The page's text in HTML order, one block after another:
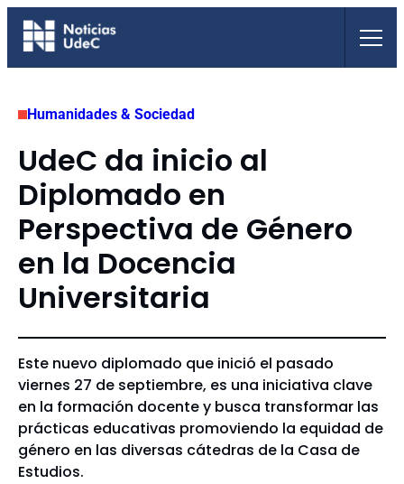
Saltar
Humanidades & Sociedad
UdeC da inicio al
Diplomado en
Perspectiva de Género
en la Docencia
Universitaria
Este nuevo diplomado que inició el pasado
viernes 27 de septiembre, es una iniciativa clave
en la formación docente y busca transformar las
prácticas educativas promoviendo la equidad de
género en las diversas cátedras de la Casa de
Estudios.